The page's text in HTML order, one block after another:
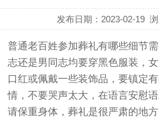
发布日期：2023-02-19
普通老百姓参加葬礼有哪些细节
志还是男同志均要穿黑色服装，
口红或佩戴一些装饰品，要镇定
情，不要哭声太大，在语言安慰
请保重身体，葬礼是很严肃的地